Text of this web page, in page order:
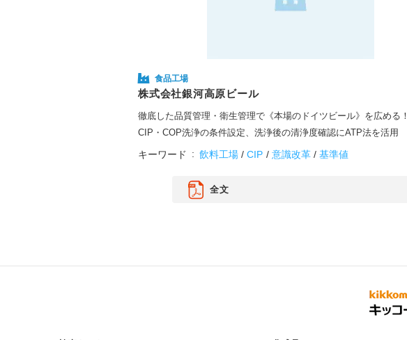
食品工場
株式会社銀河高原ビール
徹底した品質管理・衛生管理で《本場のドイツビール》を広める！
CIP・COP洗浄の条件設定、洗浄後の清浄度確認にATP法を活用
キーワード 飲料工場 CIP 意識改革 基準値
全文